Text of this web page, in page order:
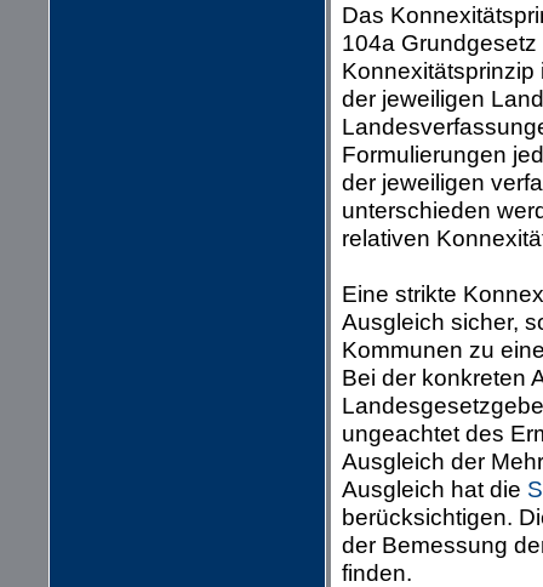
Das
104a
der jeweiligen
Formulierungen
der jeweiligen
unterschieden
relativen
Eine strikte
Ausgleich sicher,
Kommunen zu
Bei der konkreten
ungeachtet des
Ausgleich der
Ausgleich hat die
berücksichtigen.
der Bemessung
finden.